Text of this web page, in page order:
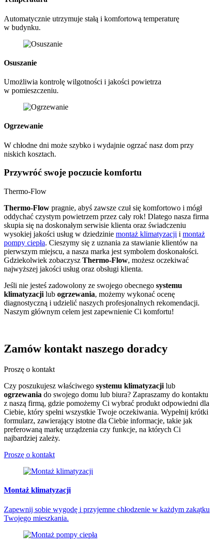
Automatycznie utrzymuje stałą i komfortową temperaturę
w budynku.
Osuszanie
Umożliwia kontrolę wilgotności i jakości powietrza
w pomieszczeniu.
Ogrzewanie
W chłodne dni może szybko i wydajnie ogrzać nasz dom przy
niskich kosztach.
Przywróć swoje poczucie komfortu
Thermo-Flow
Thermo-Flow pragnie, abyś zawsze czuł się komfortowo i mógł
oddychać czystym powietrzem przez cały rok! Dlatego nasza firma
skupia się na doskonałym serwisie klienta oraz świadczeniu
wysokiej jakości usług w dziedzinie montaż klimatyzacji i montaż
pompy ciepła. Cieszymy się z uznania za stawianie klientów na
pierwszym miejscu, a nasza marka jest symbolem doskonałości.
Gdziekolwiek zobaczysz Thermo-Flow, możesz oczekiwać
najwyższej jakości usług oraz obsługi klienta.
Jeśli nie jesteś zadowolony ze swojego obecnego systemu
klimatyzacji lub ogrzewania, możemy wykonać ocenę
diagnostyczną i udzielić naszych profesjonalnych rekomendacji.
Naszym głównym celem jest zapewnienie Ci komfortu!
Zamów kontakt naszego doradcy
Proszę o kontakt
Czy poszukujesz właściwego systemu klimatyzacji lub
ogrzewania do swojego domu lub biura? Zapraszamy do kontaktu
z naszą firmą, gdzie pomożemy Ci wybrać produkt odpowiedni dla
Ciebie, który spełni wszystkie Twoje oczekiwania. Wypełnij krótki
formularz, zawierający istotne dla Ciebie informacje, takie jak
preferowaną markę urządzenia czy funkcje, na których Ci
najbardziej zależy.
Proszę o kontakt
Montaż klimatyzacji
Zapewnij sobie wygodę i przyjemne chłodzenie w każdym zakątku
Twojego mieszkania.